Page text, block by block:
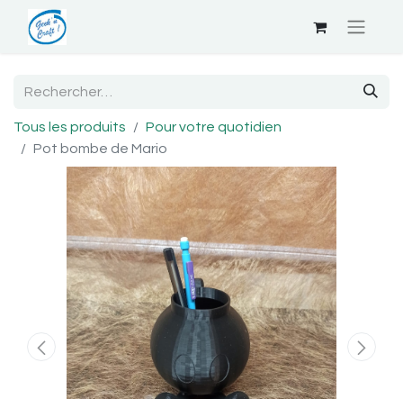
Tous les produits
Pour votre quotidien
Pot bombe de Mario